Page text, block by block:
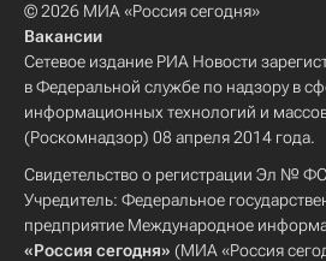
© 2026 МИА «Россия сегодня»
Вакансии
Сетевое издание РИА Новости
в Федеральной службе по надзору в
информационных технологий и
(Роскомнадзор) 08 апреля 2014 года.
Свидетельство о регистрации Эл №
Учредитель: Федеральное
предприятие Международное
«Россия сегодня» (МИА «Россия